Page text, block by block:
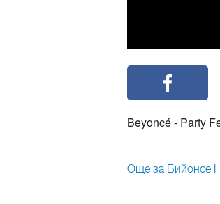
Beyoncé - Party
Още за Бийонсе